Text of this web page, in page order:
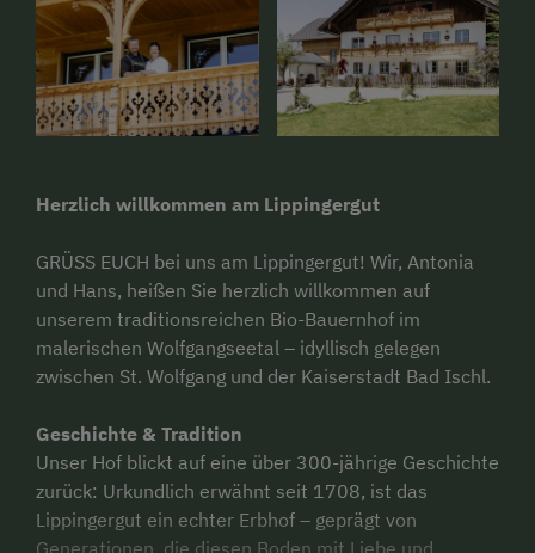
Herzlich willkommen am Lippingergut
GRÜSS EUCH bei uns am Lippingergut! Wir, Antonia
und Hans, heißen Sie herzlich willkommen auf
unserem traditionsreichen Bio-Bauernhof im
malerischen Wolfgangseetal – idyllisch gelegen
zwischen St. Wolfgang und der Kaiserstadt Bad Ischl.
Geschichte & Tradition
Unser Hof blickt auf eine über 300-jährige Geschichte
zurück: Urkundlich erwähnt seit 1708, ist das
Lippingergut ein echter Erbhof – geprägt von
Generationen, die diesen Boden mit Liebe und